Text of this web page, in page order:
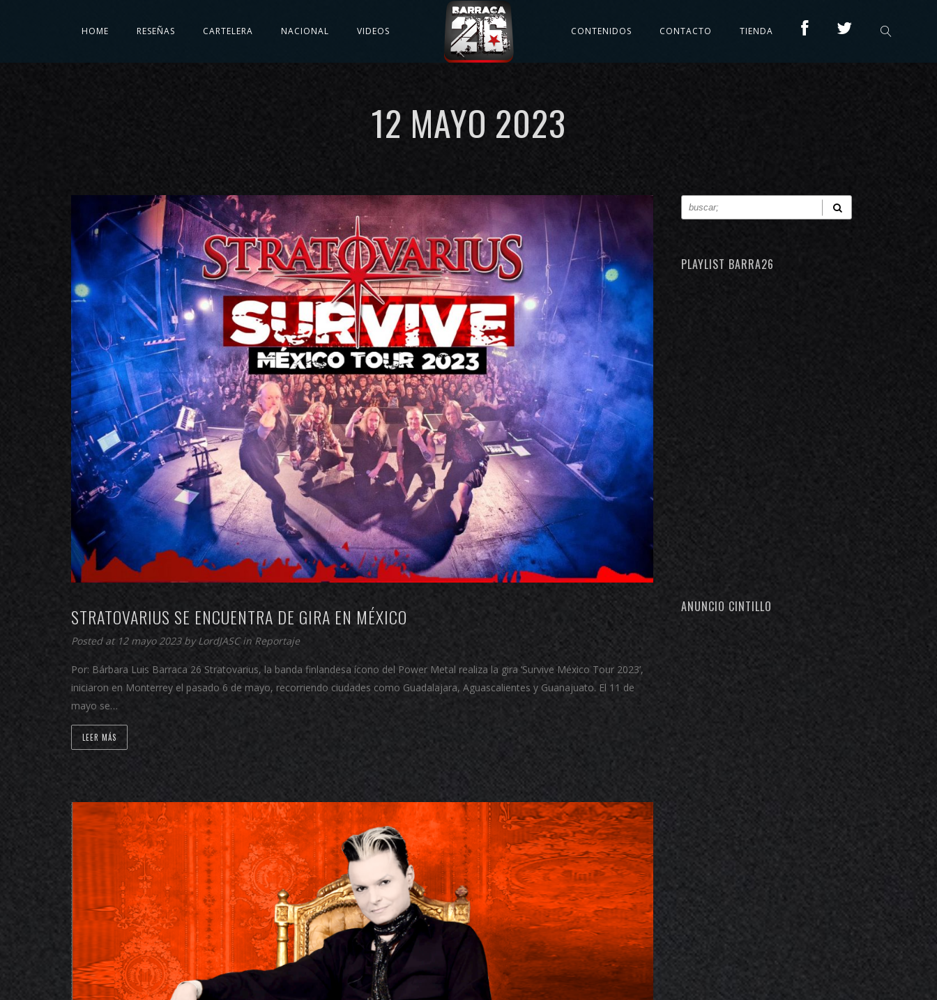
HOME RESEÑAS CARTELERA NACIONAL VIDEOS CONTENIDOS CONTACTO TIENDA
12 MAYO 2023
STRATOVARIUS SE ENCUENTRA DE GIRA EN MÉXICO
Posted at 12 mayo 2023 byLordJASCinReportaje
Por: Bárbara Luis Barraca 26 Stratovarius, la banda finlandesa ícono del Power Metal realiza la gira ‘Survive México Tour 2023’,
iniciaron en Monterrey el pasado 6 de mayo, recorriendo ciudades como Guadalajara, Aguascalientes y Guanajuato. El 11 de
mayo se…
LEER MÁS
PLAYLIST BARRA26
ANUNCIO CINTILLO